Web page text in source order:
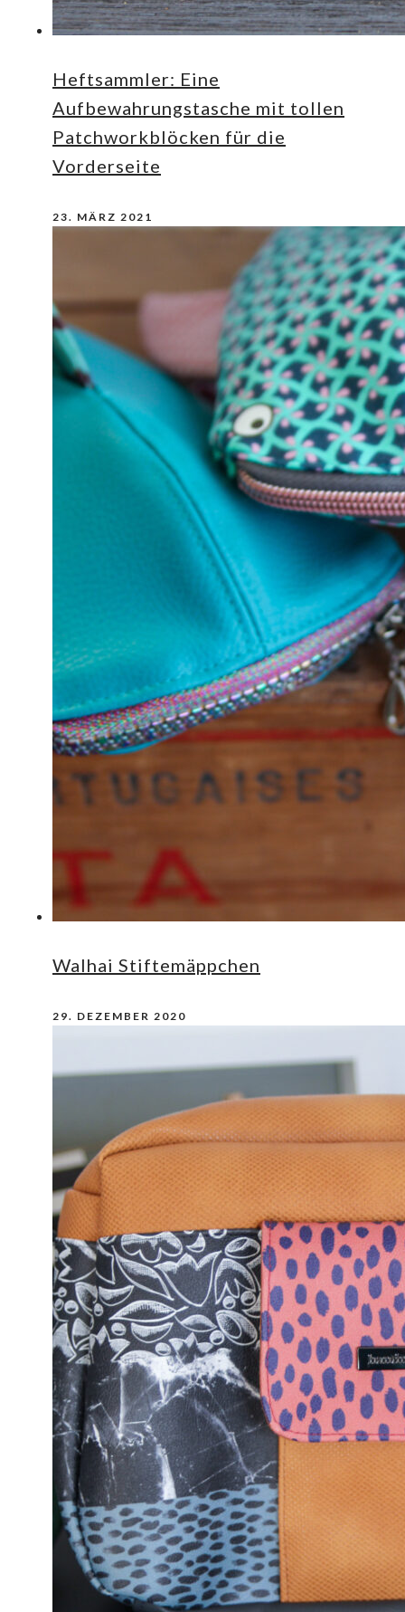
Heftsammler: Eine
Aufbewahrungstasche mit tollen
Patchworkblöcken für die
Vorderseite
23. MÄRZ 2021
Walhai Stiftemäppchen
29. DEZEMBER 2020